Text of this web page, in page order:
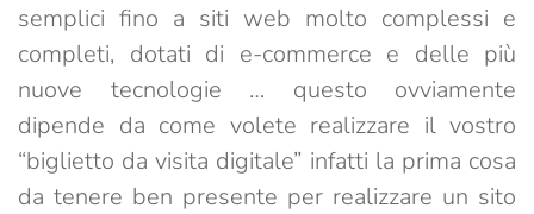
semplici fino a siti web molto complessi e
completi, dotati di e-commerce e delle più
nuove tecnologie … questo ovviamente
dipende da come volete realizzare il vostro
“biglietto da visita digitale” infatti la prima cosa
da tenere ben presente per realizzare un sito